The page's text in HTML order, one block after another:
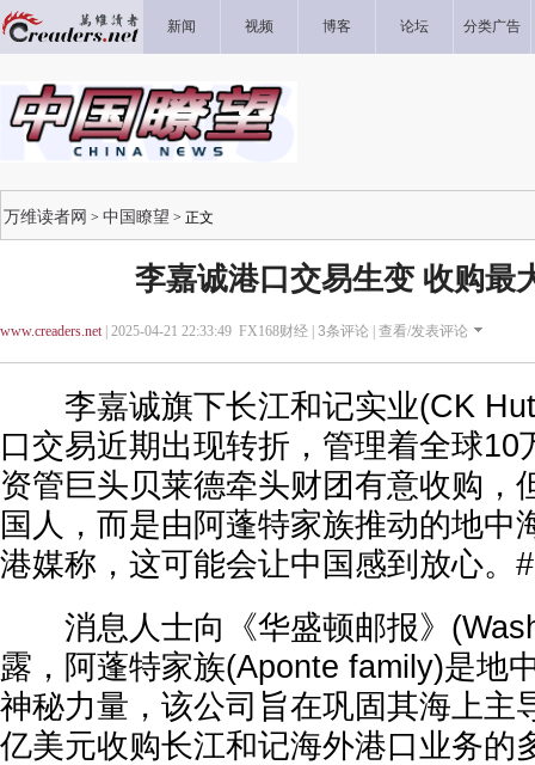
新闻 视频 博客 论坛 分类广告
万维读者网 > 中国瞭望 > 正文
李嘉诚港口交易生变 收购最
www.creaders.net| 2025-04-21 22:33:49 FX168财经 | 3条评论 | 查看/发表评论
李嘉诚旗下长江和记实业(CK
口交易近期出现转折，管理着全球10
资管巨头贝莱德牵头财团有意收购，
国人，而是由阿蓬特家族推动的地中
港媒称，这可能会让中国感到放心。
消息人士向《华盛顿邮报》
露，阿蓬特家族(Aponte family)是地
神秘力量，该公司旨在巩固其海上主
亿美元收购长江和记海外港口业务的